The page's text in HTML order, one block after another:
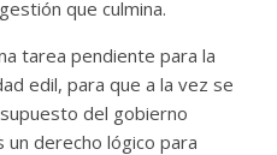
que culmina.
tarea pendiente para la
edil, para que a la vez se
del gobierno
un derecho lógico para